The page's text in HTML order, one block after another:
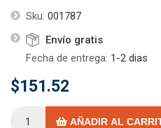
Sku: 001787
Envío gratis
Fecha de entrega: 1-2 dias
$151.52
AÑADIR AL